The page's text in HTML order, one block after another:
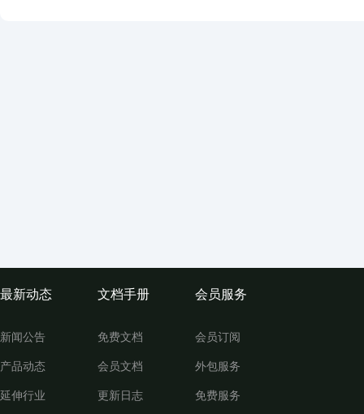
最新动态
新闻公告
产品动态
延伸行业
文档手册
免费文档
会员文档
更新日志
会员服务
会员订阅
外包服务
免费服务